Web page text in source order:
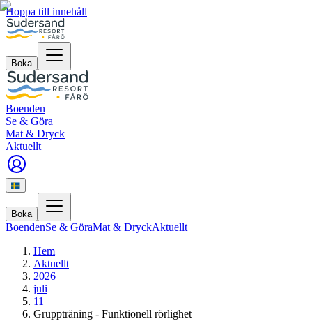
Hoppa till innehåll
Boka
Boenden
Se & Göra
Mat & Dryck
Aktuellt
Boka
BoendenSe & GöraMat & DryckAktuellt
Hem
Aktuellt
2026
juli
11
Gruppträning - Funktionell rörlighet